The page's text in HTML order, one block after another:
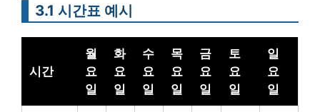
3.1 시간표 예시
시간
월
요
일
화
요
일
수
요
일
목
요
일
금
요
일
토
요
일
일
요
일